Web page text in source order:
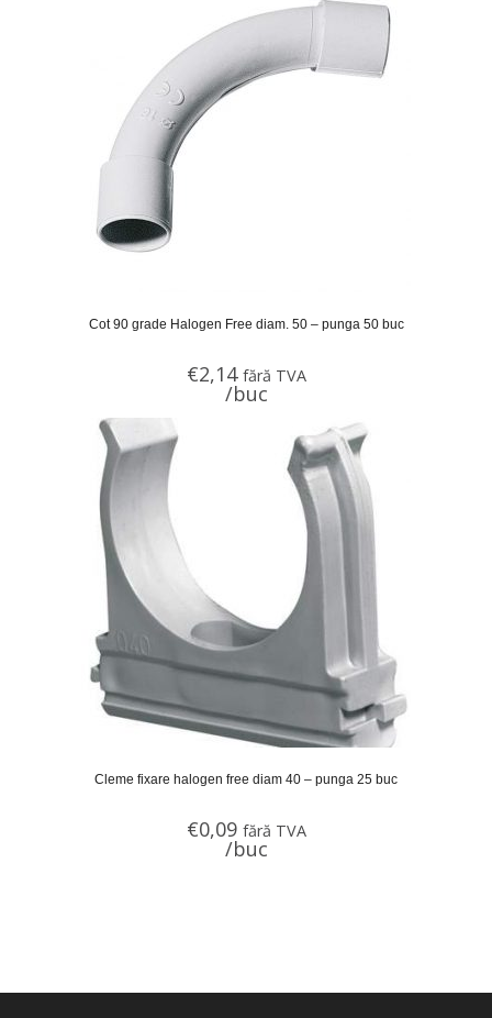
Cot 90 grade Halogen Free diam. 50 – punga 50 buc
€2,14 fără TVA
/buc
Cleme fixare halogen free diam 40 – punga 25 buc
€0,09 fără TVA
/buc